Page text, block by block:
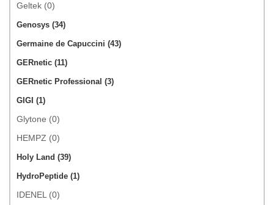
Geltek (0)
Genosys (34)
Germaine de Capuccini (43)
GERnetic (11)
GERnetic Professional (3)
GIGI (1)
Glytone (0)
HEMPZ (0)
Holy Land (39)
HydroPeptide (1)
IDENEL (0)